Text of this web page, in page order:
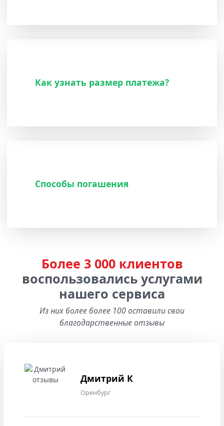
Как узнать размер платежа?
Способы погашения
Более 3 000 клиентов
воспользовались услугами
нашего сервиса
Из них более более 100 оставили свои
благодарственные отзывы
Дмитрий К
Оренбург